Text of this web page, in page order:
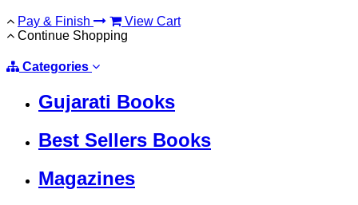
Pay & Finish
View Cart
Continue Shopping
Categories
Gujarati Books
Best Sellers Books
Magazines